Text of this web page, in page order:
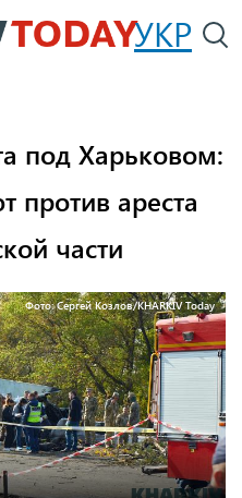
УКР
под Харьковом:
против ареста
части
Фото: Сергей Козлов/KHARKIV Today